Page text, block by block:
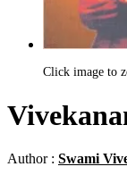
Click image to
Author : Swami